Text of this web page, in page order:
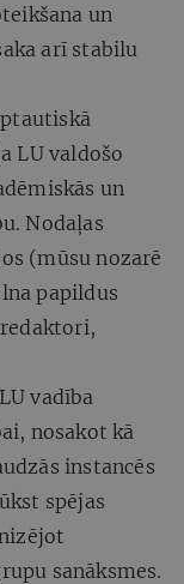
un
arī stabilu
LU valdošo
un
Nodaļas
(mūsu nozarē
papildus
vadība
nosakot kā
instancēs
spējas
sanāksmes.